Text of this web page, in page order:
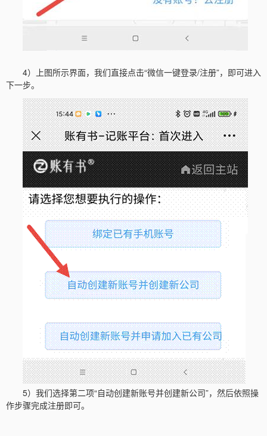
4）上图所示界面，我们直接点击“微信一键登录/注册”，即可进入
下一步。
5）我们选择第二项“自动创建新账号并创建新公司”，然后依照操
作步骤完成注册即可。